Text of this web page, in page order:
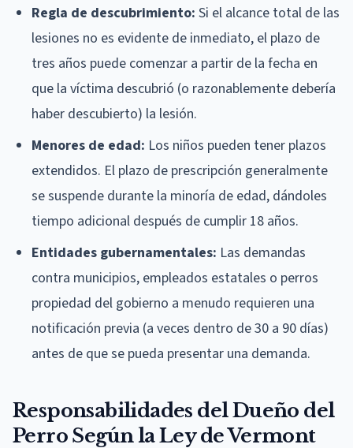
Regla de descubrimiento: Si el alcance total de las
lesiones no es evidente de inmediato, el plazo de
tres años puede comenzar a partir de la fecha en
que la víctima descubrió (o razonablemente debería
haber descubierto) la lesión.
Menores de edad: Los niños pueden tener plazos
extendidos. El plazo de prescripción generalmente
se suspende durante la minoría de edad, dándoles
tiempo adicional después de cumplir 18 años.
Entidades gubernamentales: Las demandas
contra municipios, empleados estatales o perros
propiedad del gobierno a menudo requieren una
notificación previa (a veces dentro de 30 a 90 días)
antes de que se pueda presentar una demanda.
Responsabilidades del Dueño del
Perro Según la Ley de Vermont